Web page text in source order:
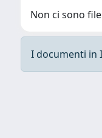
Non ci sono
I documenti in